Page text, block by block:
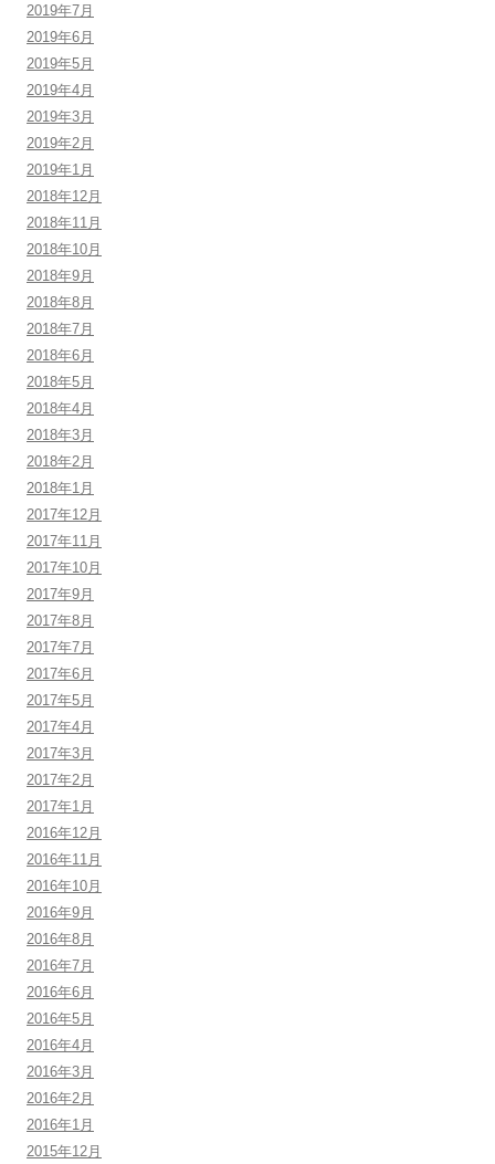
2019年7月
2019年6月
2019年5月
2019年4月
2019年3月
2019年2月
2019年1月
2018年12月
2018年11月
2018年10月
2018年9月
2018年8月
2018年7月
2018年6月
2018年5月
2018年4月
2018年3月
2018年2月
2018年1月
2017年12月
2017年11月
2017年10月
2017年9月
2017年8月
2017年7月
2017年6月
2017年5月
2017年4月
2017年3月
2017年2月
2017年1月
2016年12月
2016年11月
2016年10月
2016年9月
2016年8月
2016年7月
2016年6月
2016年5月
2016年4月
2016年3月
2016年2月
2016年1月
2015年12月